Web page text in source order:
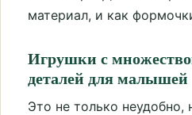
материал, и как
Игрушки с
деталей для малышей
Это не только неудобно,